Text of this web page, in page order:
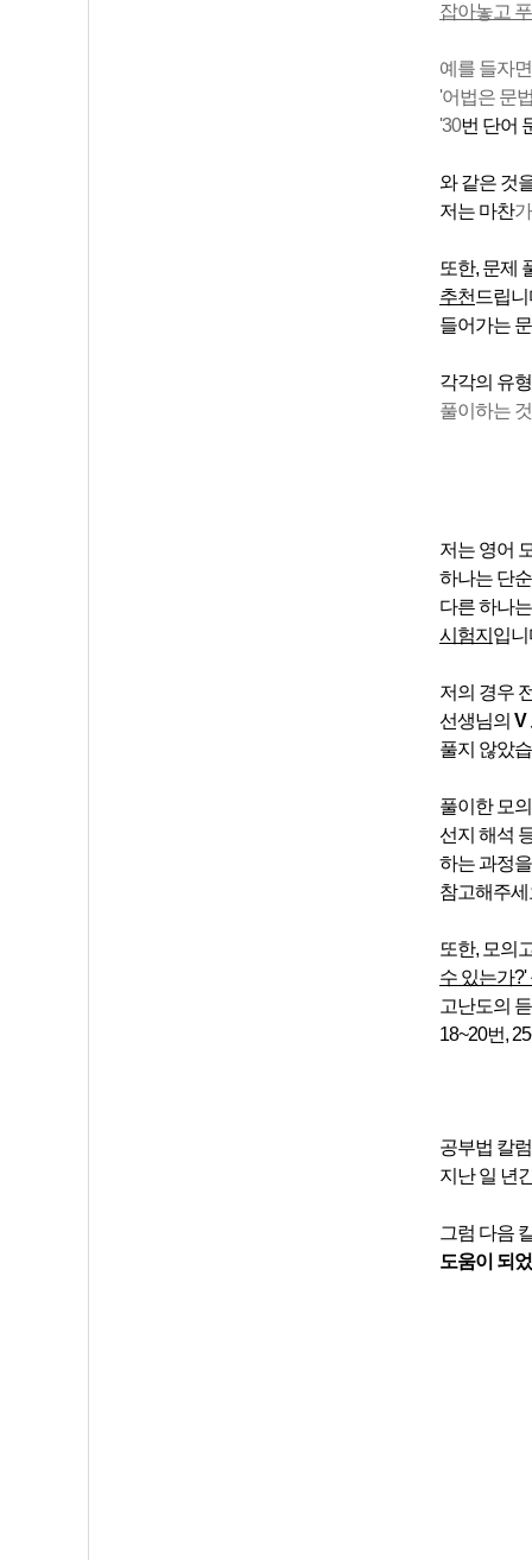
잡아놓고
예를 들자
'어법은 문
'30번 단어
와 같은 것
저는 마찬
또한, 문제
추천 드립
들어가는
각각의 유
풀이하는
저는 영어
하나는 단
다른 하나
시험지 입
저의 경우
선생님의 V
풀지 않았
풀이한 모
선지 해석
하는 과정
참고해주세
또한, 모의
수 있는가
고난도의
18~20번,
공부법 칼
지난 일 년
그럼 다음
도움이 되